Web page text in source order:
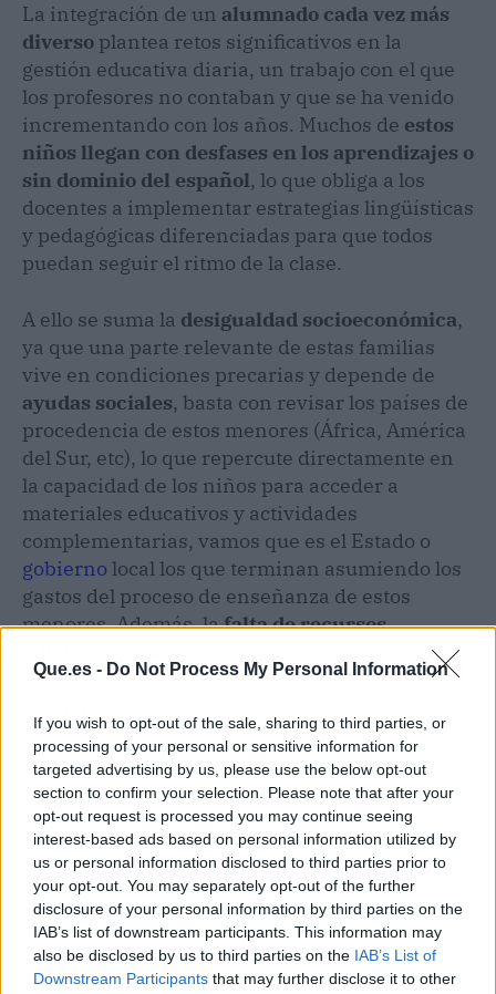
Que.es - Do Not Process My Personal Information
If you wish to opt-out of the sale, sharing to third parties, or
processing of your personal or sensitive information for
targeted advertising by us, please use the below opt-out
section to confirm your selection. Please note that after your
opt-out request is processed you may continue seeing
interest-based ads based on personal information utilized by
us or personal information disclosed to third parties prior to
your opt-out. You may separately opt-out of the further
disclosure of your personal information by third parties on the
IAB’s list of downstream participants. This information may
also be disclosed by us to third parties on the IAB’s List of
Downstream Participants that may further disclose it to other
La integración de un alumnado cada vez más
diverso plantea retos significativos en la
gestión educativa diaria, un trabajo con el que
los profesores no contaban y que se ha venido
incrementando con los años. Muchos de estos
niños llegan con desfases en los aprendizajes o
sin dominio del español, lo que obliga a los
docentes a implementar estrategias lingüísticas
y pedagógicas diferenciadas para que todos
puedan seguir el ritmo de la clase.
A ello se suma la desigualdad socioeconómica,
ya que una parte relevante de estas familias
vive en condiciones precarias y depende de
ayudas sociales, basta con revisar los países de
procedencia de estos menores (África, América
del Sur, etc), lo que repercute directamente en
la capacidad de los niños para acceder a
materiales educativos y actividades
complementarias, vamos que es el Estado o
gobierno local los que terminan asumiendo los
gastos del proceso de enseñanza de estos
menores. Además, lafalta de recursos
que concentran
mayor número de estudiantes extranjeros